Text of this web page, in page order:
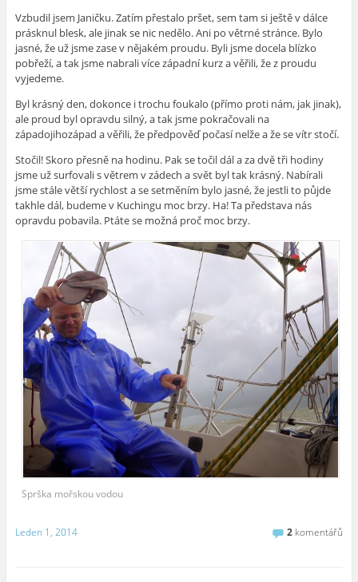
Vzbudil jsem Janičku. Zatím přestalo pršet, sem tam si ještě v dálce
prásknul blesk, ale jinak se nic nedělo. Ani po větrné stránce. Bylo
jasné, že už jsme zase v nějakém proudu. Byli jsme docela blízko
pobřeží, a tak jsme nabrali více západní kurz a věřili, že z proudu
vyjedeme.
Byl krásný den, dokonce i trochu foukalo (přímo proti nám, jak jinak),
ale proud byl opravdu silný, a tak jsme pokračovali na
západojihozápad a věřili, že předpověď počasí nelže a že se vítr stočí.
Stočil! Skoro přesně na hodinu. Pak se točil dál a za dvě tři hodiny
jsme už surfovali s větrem v zádech a svět byl tak krásný. Nabírali
jsme stále větší rychlost a se setměním bylo jasné, že jestli to půjde
takhle dál, budeme v Kuchingu moc brzy. Ha! Ta představa nás
opravdu pobavila. Ptáte se možná proč moc brzy.
Sprška mořskou vodou
Leden 1, 2014 2 komentářů